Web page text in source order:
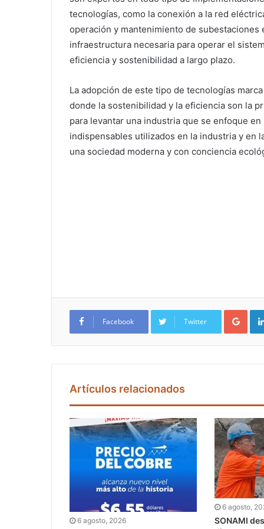
tecnologías, como la conexión a la red
operación y mantenimiento de
infraestructura necesaria para operar el
eficiencia y sostenibilidad a largo plazo.
La adopción de este tipo de tecnologías
donde la sostenibilidad y la eficiencia son la
para levantar una industria que se enfoque
indispensables utilizados en la industria y en
una sociedad moderna y con conciencia
Facebook Twitter
Google+
Artículos relacionados
6 agosto, 2026
6 agosto,
SONAMI